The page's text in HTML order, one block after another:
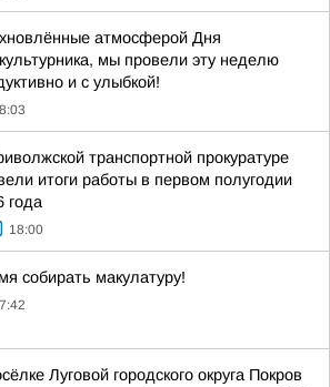
атмосферой Дня
мы провели эту неделю
и с улыбкой!
транспортной прокуратуре
итоги работы в первом полугодии
года
18:00
собирать макулатуру!
Луговой городского округа Покров